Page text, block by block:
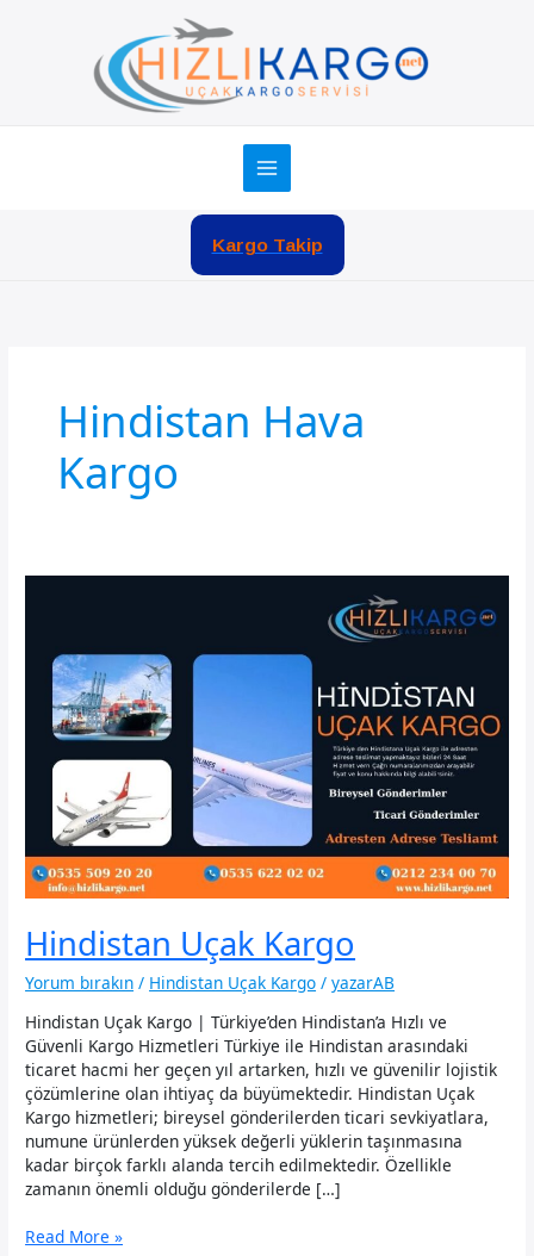
Kargo Takip
Hindistan Hava
Kargo
Hindistan Uçak Kargo
Yorum bırakın / Hindistan Uçak Kargo /yazarAB
Hindistan Uçak Kargo | Türkiye’den Hindistan’a Hızlı ve
Güvenli Kargo Hizmetleri Türkiye ile Hindistan arasındaki
ticaret hacmi her geçen yıl artarken, hızlı ve güvenilir lojistik
çözümlerine olan ihtiyaç da büyümektedir. Hindistan Uçak
Kargo hizmetleri; bireysel gönderilerden ticari sevkiyatlara,
numune ürünlerden yüksek değerli yüklerin taşınmasına
kadar birçok farklı alanda tercih edilmektedir. Özellikle
zamanın önemli olduğu gönderilerde […]
Hindistan
Read More »